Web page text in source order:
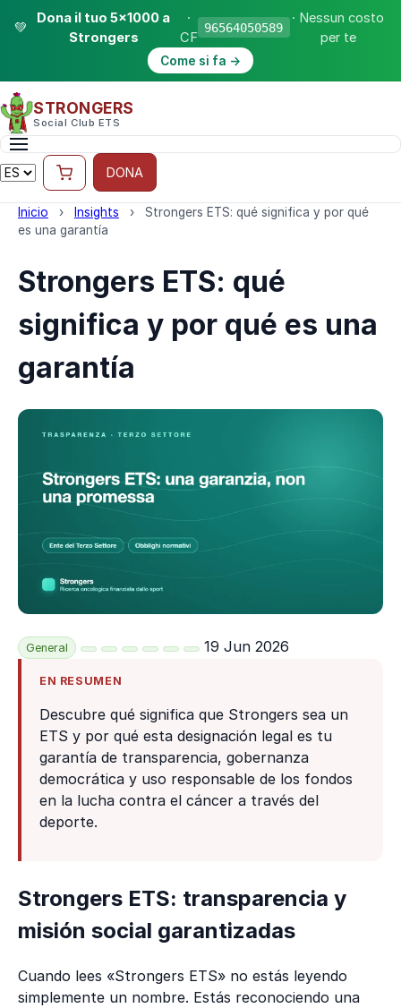
💚
Dona il tuo 5×1000 a
Strongers
·
CF
96564050589
· Nessun costo
per te
Come si fa →
STRONGERS
Social Club ETS
DONA
Inicio › Insights ›
Strongers ETS: qué significa y por qué
es una garantía
Strongers ETS: qué
significa y por qué es una
garantía
General 19 Jun 2026
EN RESUMEN
Descubre qué significa que Strongers sea un
ETS y por qué esta designación legal es tu
garantía de transparencia, gobernanza
democrática y uso responsable de los fondos
en la lucha contra el cáncer a través del
deporte.
Strongers ETS: transparencia y
misión social garantizadas
Cuando lees «Strongers ETS» no estás leyendo
simplemente un nombre. Estás reconociendo una